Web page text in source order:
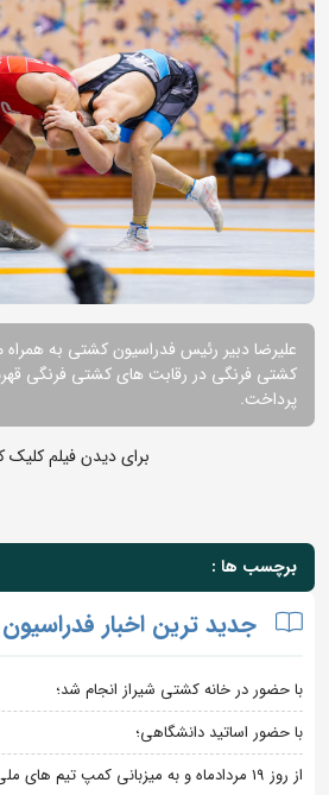
کشتی فرنگی در رقابت های کشتی فرنگی
پرداخت.
برای دیدن فیلم کلیک
برچسب ها :
جدید ترین اخبار فدراسیون
با حضور در خانه کشتی شیراز انجام شد؛
با حضور اساتید دانشگاهی؛
از روز 19 مردادماه و به میزبانی کمپ تیم های ملی؛